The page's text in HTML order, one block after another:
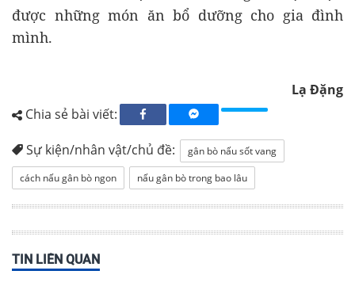
được những món ăn bổ dưỡng cho gia đình
mình.
Lạ Đặng
Chia sẻ bài viết:
Sự kiện/nhân vật/chủ đề:
gân bò nấu sốt vang
cách nấu gân bò ngon
nấu gân bò trong bao lâu
TIN LIÊN QUAN